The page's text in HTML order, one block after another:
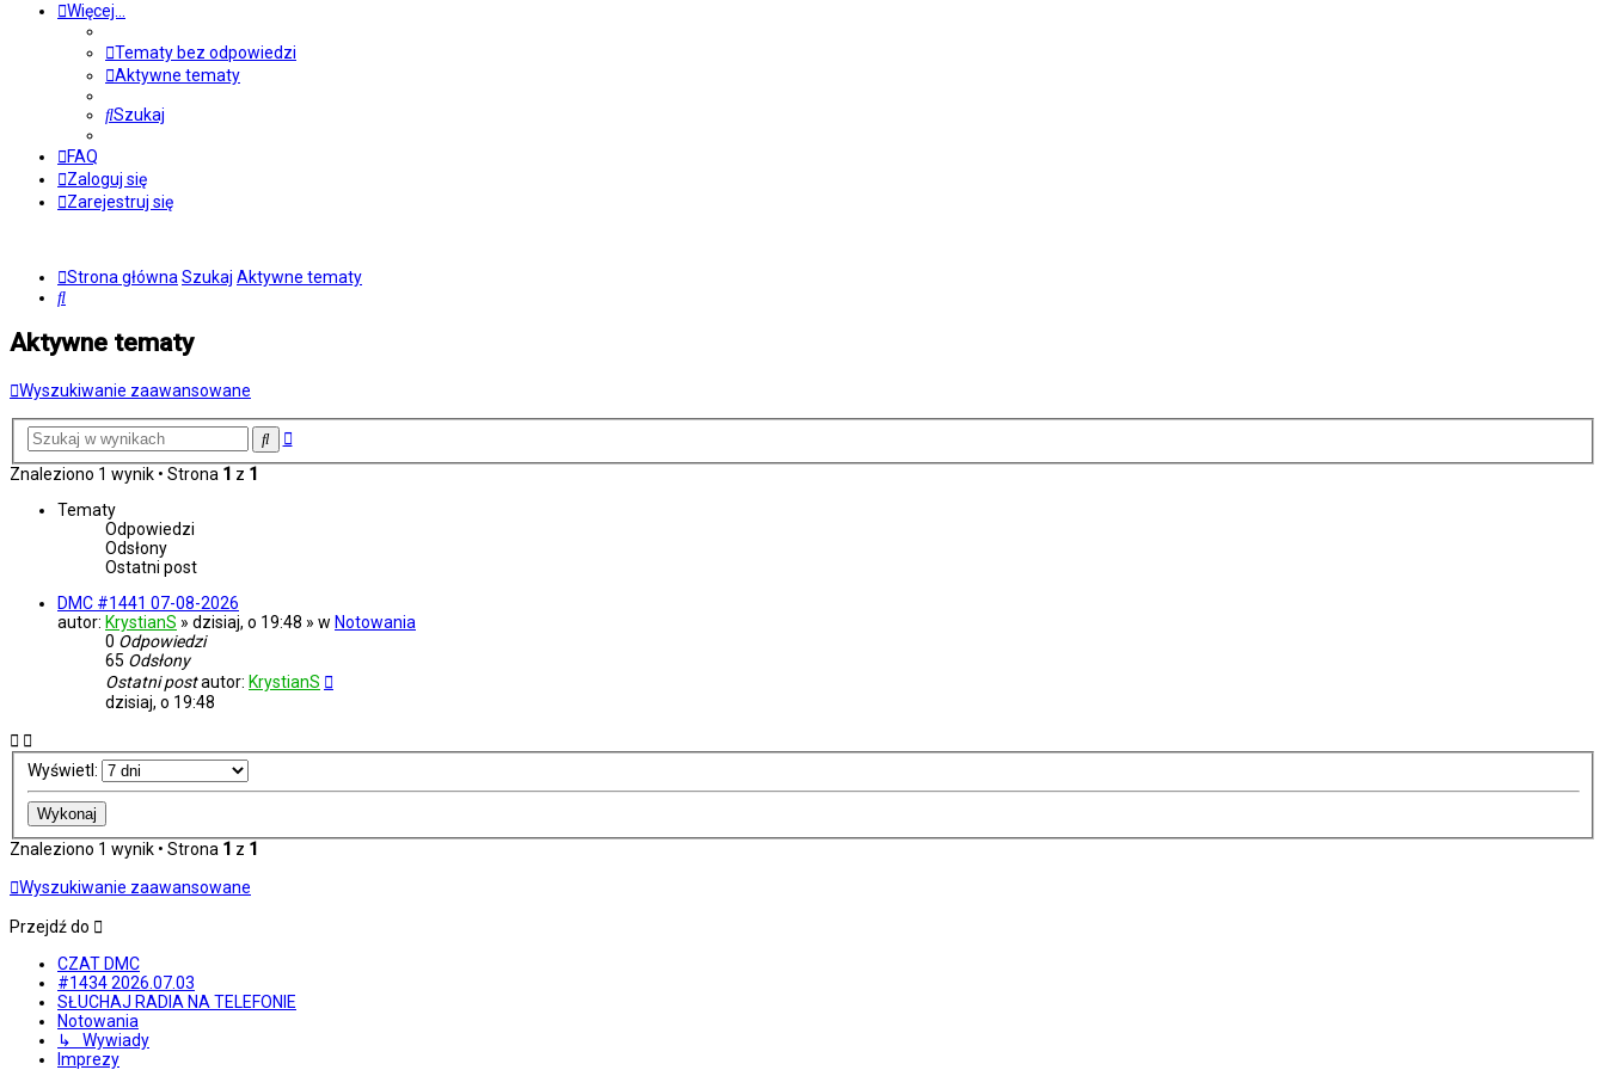
Więcej…
Tematy bez odpowiedzi
Aktywne tematy
Szukaj
FAQ
Zaloguj się
Zarejestruj się
Strona główna Szukaj Aktywne tematy
Szukaj
Aktywne tematy
Wyszukiwanie zaawansowane
SzukajWyszukiwanie
Znaleziono 1 wynik • Strona 1 z 1
Tematy
Odpowiedzi
Odsłony
Ostatni post
DMC #1441 07-08-2026
autor: KrystianS » dzisiaj, o 19:48 » w Notowania
0 Odpowiedzi
65 Odsłony
Ostatni postautor: KrystianS
dzisiaj, o 19:48
Wyświetl:
Znaleziono 1 wynik • Strona 1 z 1
Wyszukiwanie zaawansowane
Przejdź do
CZAT DMC
#1434 2026.07.03
SŁUCHAJ RADIA NA TELEFONIE
Notowania
↳ Wywiady
Imprezy